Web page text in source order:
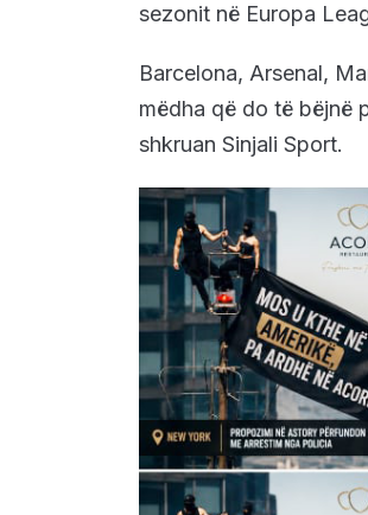
sezonit në Europa
Barcelona, Arsenal,
mëdha që do të bëjnë
shkruan Sinjali Sport.